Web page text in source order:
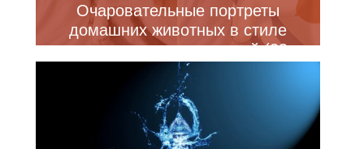
Очаровательные портреты
домашних животных в стиле
диснеевских персонажей (33
фото)